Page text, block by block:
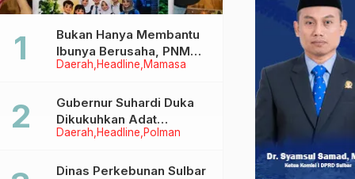
Daerah Headline Mamasa
Bukan Hanya Membantu
Ibunya Berusaha, PNM
Juga Menjaga Mimpi
Menggapai Cita-Cita
Daerah Headline Polman
Gubernur Suhardi Duka
Dikukuhkan Adat
Balanipa, Raih Gelar Sulo
Dinas Perkebunan Sulbar